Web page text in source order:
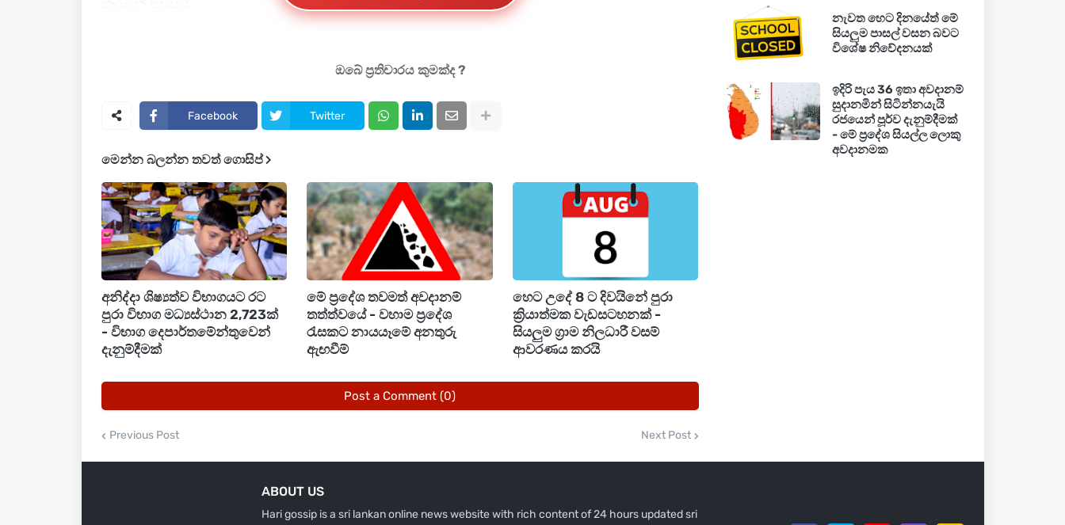
අඩුපීඩන කලාපයකදී වායුගෝලීය පීඩනය අවට ප්‍රදේශයට වඩා අඩු වන අතර, ඒ දෙසට අවටින් සුළං
මෙම පද්ධතියේ බලපෑම නිසා දිවයිනේ බොහෝ ප්‍රදේශවලට විශේෂයෙන් සවස් කාලයේදී හෝ රාත්‍රී
කාලයේදී ගිගුරුම් සහිත වැසි ඇති විය හැක.
ඇතැම් ස්ථානවලට මිලිමීටර 100 ඉක්මවූ තද වැසි බලාපොරොත්තු විය හැකි අතර, ගිගුරුම් සහිත වැසි
ඇති වන විට තාවකාලික තද සුළං සහ අකුණු මඟින් සිදුවන අනතුරු අවම කර ගැනීමට අවශ්‍ය පියවර
ගන්නා ලෙස ජනතාවගෙන් කාරුණිකව ඉල්ලා සිටිනු ලැබේ.
ඔබේ ප්‍රතිචාරය කුමක්ද ?
Facebook Twitter
මෙන්න බලන්න තවත් ගොසිප්
අනිද්දා ශිෂ්‍යත්ව විභාගයට රට
පුරා විභාග මධ්‍යස්ථාන 2,723ක්
- විභාග දෙපාර්තමේන්තුවෙන්
දැනුම්දීමක්
මේ ප්‍රදේශ තවමත් අවදානම්
තත්ත්වයේ - වහාම ප්‍රදේශ
රැසකට නායයෑමේ අනතුරු
ඇඟවීම්
හෙට උදේ 8 ට දිවයිනේ පුරා
ක්‍රියාත්මක වැඩසටහනක් -
සියලුම ග්‍රාම නිලධාරී වසම්
ආවරණය කරයි
Post a Comment (0)
Previous Post Next Post
නැවත හෙට දිනයේත් මේ
සියලුම පාසල් වසන බවට
විශේෂ නිවේදනයක්
ඉදිරි පැය 36 ඉතා අවදානම්
සුදානමින් සිටින්නයැයි
රජයෙන් පූර්ව දැනුම්දීමක්
- මේ ප්‍රදේශ සියල්ල ලොකු
අවදානමක
ABOUT US
Hari gossip is a sri lankan online news website with rich content of 24 hours updated sri